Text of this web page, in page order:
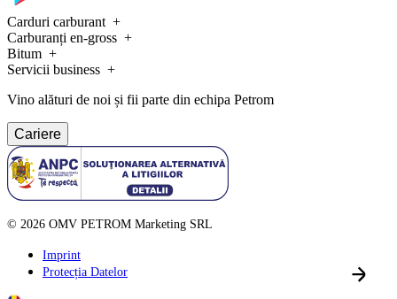
Carduri carburant
Carburanți en-gross
Bitum
Servicii business
Vino alături de noi și fii parte din echipa Petrom
Cariere
© 2026 OMV PETROM Marketing SRL
Imprint
Protecția Datelor